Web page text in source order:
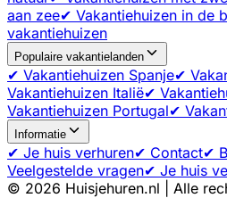
aan zee✔ Vakantiehuizen in de
vakantiehuizen
Populaire vakantielanden
✔ Vakantiehuizen Spanje✔
Vakantiehuizen Italië✔
Vakantiehuizen Portugal✔
Informatie
✔ Je huis verhuren✔ Contact✔
Veelgestelde vragen✔ Je huis
© 2026 Huisjehuren.nl | Alle